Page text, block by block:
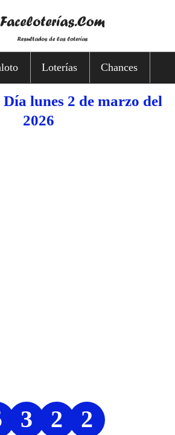
Loterías Chances
lunes 2 de marzo del
2026
3 2 2